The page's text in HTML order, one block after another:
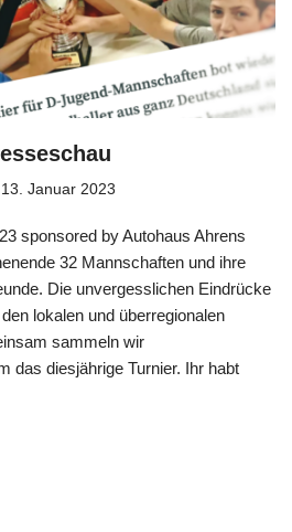
13. Januar 2023
sponsored by Autohaus Ahrens
32 Mannschaften und ihre
Die unvergesslichen Eindrücke
lokalen und überregionalen
sammeln wir
das diesjährige Turnier. Ihr habt